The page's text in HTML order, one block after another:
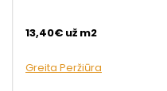
13,40€ už m2
Greita Peržiūra